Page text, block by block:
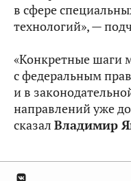
в сфере
технологий», —
«Конкретные шаги
с федеральным
и в
направлений уже
сказал Владимир